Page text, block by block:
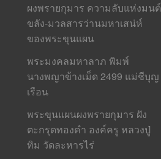
ผงพรายกุมาร ความลับแห่งมนต์
ขลัง-มวลสารว่านมหาเสน่ห์
ของพระขุนแผน
พระมงคลมหาลาภ พิมพ์
นางพญาข้างเม็ด 2499 แม่ชีบุญ
เรือน
พระขุนแผนผงพรายกุมาร ฝัง
ตะกรุดทองคำ องค์ครู หลวงปู่
ทิม วัดละหารไร่